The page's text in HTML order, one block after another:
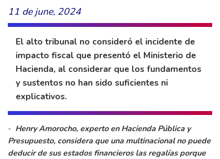
11 de june, 2024
El alto tribunal no consideró el incidente de
impacto fiscal que presentó el Ministerio de
Hacienda, al considerar que los fundamentos
y sustentos no han sido suficientes ni
explicativos.
- Henry Amorocho, experto en Hacienda Pública y
Presupuesto, considera que una multinacional no puede
deducir de sus estados financieros las regalías porque